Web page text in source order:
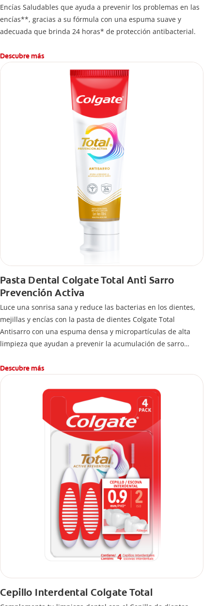
Encías Saludables que ayuda a prevenir los problemas en las
encías**, gracias a su fórmula con una espuma suave y
adecuada que brinda 24 horas* de protección antibacterial.
Descubre más
Pasta Dental Colgate Total Anti Sarro
Prevención Activa
Luce una sonrisa sana y reduce las bacterias en los dientes,
mejillas y encías con la pasta de dientes Colgate Total
Antisarro con una espuma densa y micropartículas de alta
limpieza que ayudan a prevenir la acumulación de sarro
Descubre más
Cepillo Interdental Colgate Total